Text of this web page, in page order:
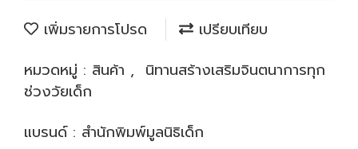
เพิ่มรายการโปรด
เปรียบเทียบ
หมวดหมู่ : สินค้า , นิทานสร้างเสริมจินตนาการทุก
ช่วงวัยเด็ก
แบรนด์ : สำนักพิมพ์มูลนิธิเด็ก